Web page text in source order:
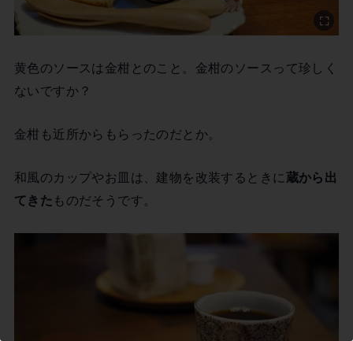
黄色のソースは金柑とのこと。金柑のソースって珍しく
ないですか？
金柑も近所からもらったのだとか。
和風のカップやお皿は、建物を改装するときに 蔵から出
てきた ものだそうです。